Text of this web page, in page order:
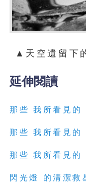
▲天空遺留下
延伸閱讀
那些 我所看見的
那些 我所看見的
那些 我所看見的
閃光燈 的清潔救